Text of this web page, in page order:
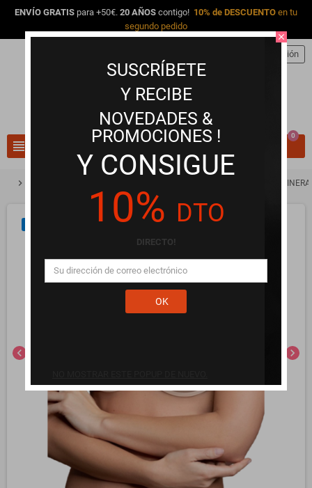
ENVÍO GRATIS para +50€. 20 AÑOS contigo! 10% de DESCUENTO en tu
segundo pedido
view_headline
Iniciar sesión
0
chevron_right BYE BRA
chevron_left chevron_right
close
SUSCRÍBETE
Y RECIBE
NOVEDADES &
PROMOCIONES !
Y CONSIGUE
10% DTO
DIRECTO!
OK